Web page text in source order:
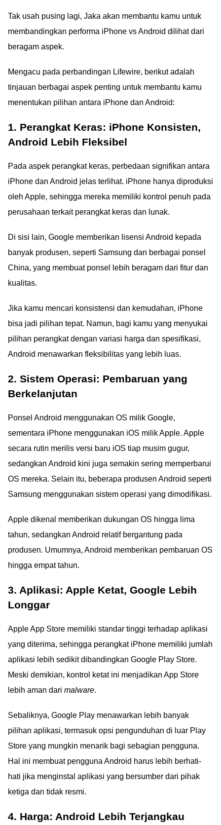
Tak usah pusing lagi, Jaka akan membantu kamu untuk
membandingkan performa iPhone vs Android dilihat dari
beragam aspek.
Mengacu pada perbandingan Lifewire, berikut adalah
tinjauan berbagai aspek penting untuk membantu kamu
menentukan pilihan antara iPhone dan Android:
1. Perangkat Keras: iPhone Konsisten,
Android Lebih Fleksibel
Pada aspek perangkat keras, perbedaan signifikan antara
iPhone dan Android jelas terlihat. iPhone hanya diproduksi
oleh Apple, sehingga mereka memiliki kontrol penuh pada
perusahaan terkait perangkat keras dan lunak.
Di sisi lain, Google memberikan lisensi Android kepada
banyak produsen, seperti Samsung dan berbagai ponsel
China, yang membuat ponsel lebih beragam dari fitur dan
kualitas.
Jika kamu mencari konsistensi dan kemudahan, iPhone
bisa jadi pilihan tepat. Namun, bagi kamu yang menyukai
pilihan perangkat dengan variasi harga dan spesifikasi,
Android menawarkan fleksibilitas yang lebih luas.
2. Sistem Operasi: Pembaruan yang
Berkelanjutan
Ponsel Android menggunakan OS milik Google,
sementara iPhone menggunakan iOS milik Apple. Apple
secara rutin merilis versi baru iOS tiap musim gugur,
sedangkan Android kini juga semakin sering memperbarui
OS mereka. Selain itu, beberapa produsen Android seperti
Samsung menggunakan sistem operasi yang dimodifikasi.
Apple dikenal memberikan dukungan OS hingga lima
tahun, sedangkan Android relatif bergantung pada
produsen. Umumnya, Android memberikan pembaruan OS
hingga empat tahun.
3. Aplikasi: Apple Ketat, Google Lebih
Longgar
Apple App Store memiliki standar tinggi terhadap aplikasi
yang diterima, sehingga perangkat iPhone memiliki jumlah
aplikasi lebih sedikit dibandingkan Google Play Store.
Meski demikian, kontrol ketat ini menjadikan App Store
lebih aman dari malware.
Sebaliknya, Google Play menawarkan lebih banyak
pilihan aplikasi, termasuk opsi pengunduhan di luar Play
Store yang mungkin menarik bagi sebagian pengguna.
Hal ini membuat pengguna Android harus lebih berhati-
hati jika menginstal aplikasi yang bersumber dari pihak
ketiga dan tidak resmi.
4. Harga: Android Lebih Terjangkau